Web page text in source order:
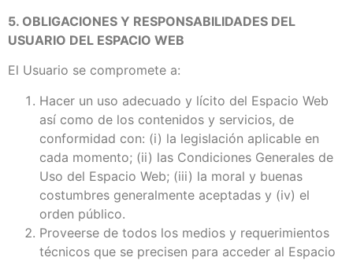
5. OBLIGACIONES Y RESPONSABILIDADES DEL
USUARIO DEL ESPACIO WEB
El Usuario se compromete a:
Hacer un uso adecuado y lícito del Espacio Web
así como de los contenidos y servicios, de
conformidad con: (i) la legislación aplicable en
cada momento; (ii) las Condiciones Generales de
Uso del Espacio Web; (iii) la moral y buenas
costumbres generalmente aceptadas y (iv) el
orden público.
Proveerse de todos los medios y requerimientos
técnicos que se precisen para acceder al Espacio